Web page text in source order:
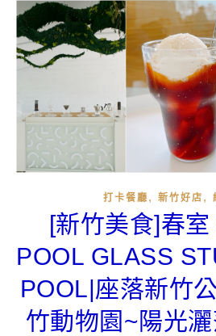
打卡餐廳 , 新竹好店 ,
[新竹美食]春
POOL GLASS
POOL|座落新竹
竹動物園~陽光